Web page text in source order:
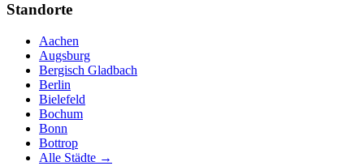
Standorte
Aachen
Augsburg
Bergisch Gladbach
Berlin
Bielefeld
Bochum
Bonn
Bottrop
Alle Städte →